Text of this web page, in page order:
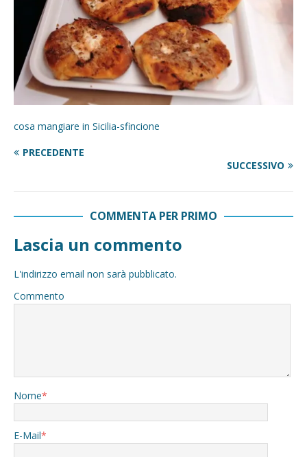
cosa mangiare in Sicilia-sfincione
PRECEDENTE
SUCCESSIVO
COMMENTA PER PRIMO
Lascia un commento
L'indirizzo email non sarà pubblicato.
Commento
Nome*
E-Mail*